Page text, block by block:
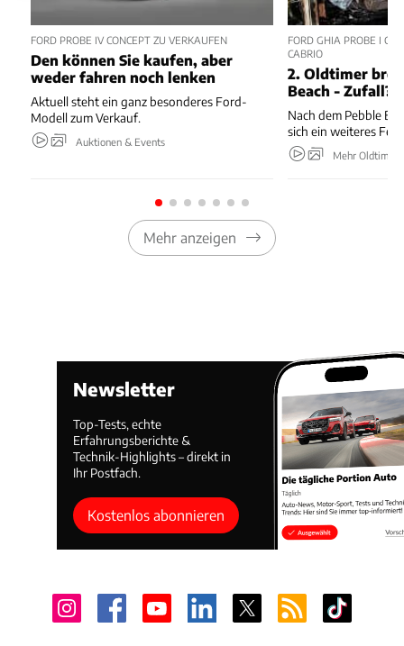
FORD PROBE IV CONCEPT ZU VERKAUFEN
Den können Sie kaufen, aber
weder fahren noch lenken
Aktuell steht ein ganz besonderes Ford-
Modell zum Verkauf.
Auktionen & Events
FORD GHIA PROBE I
CABRIO
2. Oldtimer
Beach - Zufall?
Nach dem Pebble
sich ein weiteres
Mehr Oldtimer
Mehr anzeigen
Newsletter
Top-Tests, echte
Erfahrungsberichte &
Technik-Highlights – direkt in
Ihr Postfach.
Kostenlos abonnieren